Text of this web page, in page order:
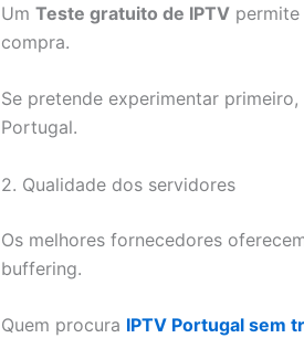
Um Teste gratuito de IPTV
compra.
Se pretende experimentar
Portugal.
2. Qualidade dos servidores
Os melhores fornecedores
buffering.
Quem procura IPTV Portugal sem